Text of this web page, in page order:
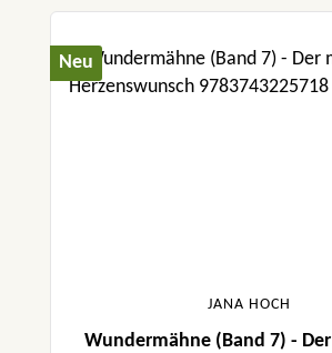
Neu
JANA HOCH
Wundermähne (Band 7) -